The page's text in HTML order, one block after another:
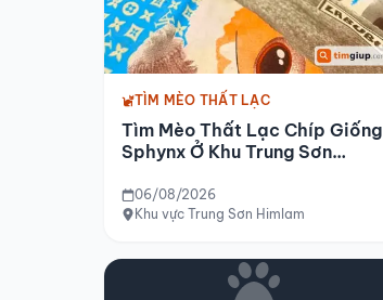
TÌM MÈO THẤT LẠC
Tìm Mèo Thất Lạc Chíp Giống
Sphynx Ở Khu Trung Sơn
06/08/2026
Khu vực Trung Sơn Himlam